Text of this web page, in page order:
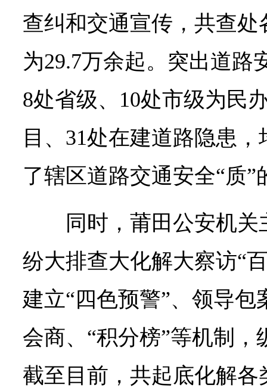
查纠和交通宣传，共查
为29.7万余起。突出道路
8处省级、10处市级为民
目、31处在建道路隐患
了辖区道路交通安全“质”
同时，莆田公安机
纷大排查大化解大察访“
建立“四色预警”、领导
会商、“积分榜”等机制
截至目前，共起底化解各